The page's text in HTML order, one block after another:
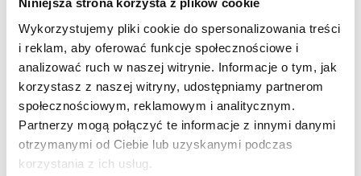
Wykorzystujemy pliki cookie do spersonalizowania treści
i reklam, aby oferować funkcje społecznościowe i
analizować ruch w naszej witrynie. Informacje o tym, jak
korzystasz z naszej witryny, udostępniamy partnerom
społecznościowym, reklamowym i analitycznym.
Partnerzy mogą połączyć te informacje z innymi danymi
otrzymanymi od Ciebie lub uzyskanymi podczas
korzystania z ich usług.
Twinkle
Naszyjnik z różowych kamieni
naturalnych z motylkiem
NTW1612
128,00 zł
Do koszyka
Twinkle
Naszyjnik z czarnych
turmalinów i motylkiem
NTW1522
118,00 zł
Do koszyka